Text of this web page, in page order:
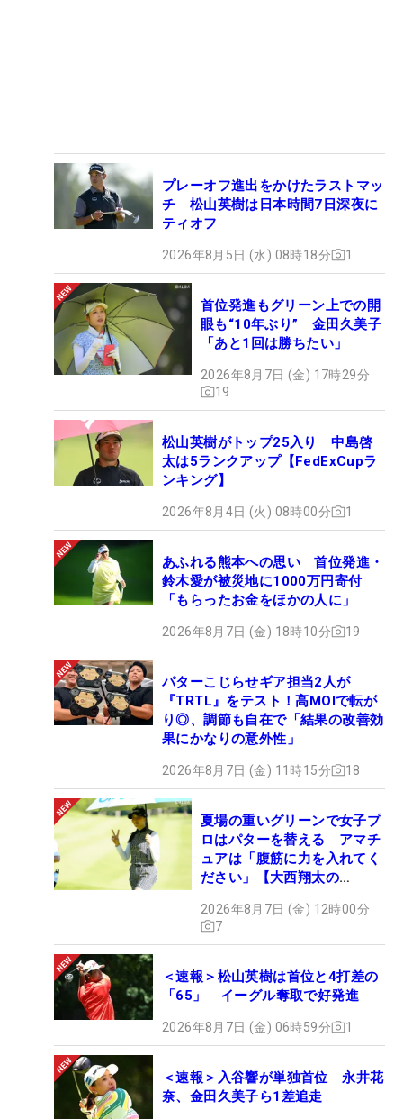
プレーオフ進出をかけたラストマッ
チ 松山英樹は日本時間7日深夜に
ティオフ
2026年8月5日 (水) 08時18分 1
首位発進もグリーン上での開
眼も“10年ぶり” 金田久美子
「あと1回は勝ちたい」
2026年8月7日 (金) 17時29分
19
松山英樹がトップ25入り 中島啓
太は5ランクアップ【FedExCupラ
ンキング】
2026年8月4日 (火) 08時00分 1
あふれる熊本への思い 首位発進・
鈴木愛が被災地に1000万円寄付
「もらったお金をほかの人に」
2026年8月7日 (金) 18時10分 19
パターこじらせギア担当2人が
『TRTL』をテスト！高MOIで転が
り◎、調節も自在で「結果の改善効
果にかなりの意外性」
2026年8月7日 (金) 11時15分 18
夏場の重いグリーンで女子プ
ロはパターを替える アマチ
ュアは「腹筋に力を入れてく
ださい」【大西翔太の
2026年8月7日 (金) 12時00分
7
＜速報＞松山英樹は首位と4打差の
「65」 イーグル奪取で好発進
2026年8月7日 (金) 06時59分 1
＜速報＞入谷響が単独首位 永井花
奈、金田久美子ら1差追走